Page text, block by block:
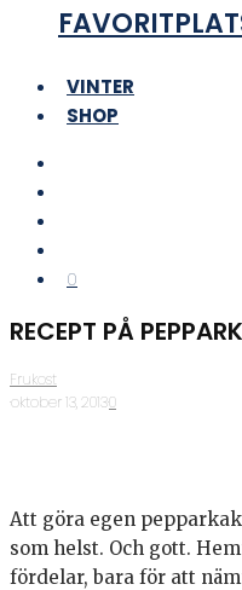
VINTER
SHOP
0
RECEPT PÅ
Frukost
·oktober 13, 2013·0
Att göra egen
som helst. Och gott.
fördelar, bara för att